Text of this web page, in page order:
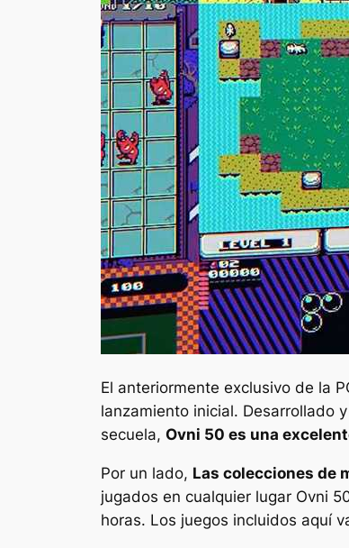
El anteriormente exclusivo de la
lanzamiento inicial. Desarrollado
secuela, Ovni 50 es una
Por un lado, Las colecciones de
jugados en cualquier lugar Ovni
horas. Los juegos incluidos aquí